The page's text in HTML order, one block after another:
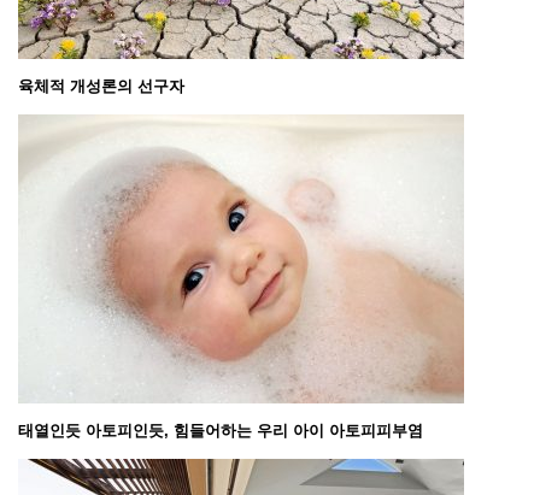
육체적 개성론의 선구자
태열인듯 아토피인듯, 힘들어하는 우리 아이 아토피피부염